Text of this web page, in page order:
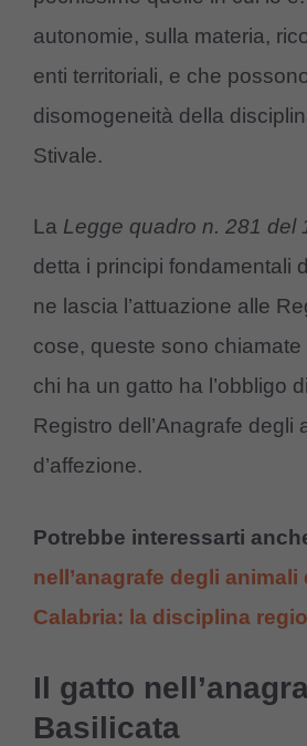
autonomie, sulla materia,
enti territoriali, e che
disomogeneità della
Stivale.
La Legge quadro n. 281 del
detta i principi fondamentali
ne lascia l’attuazione alle
cose, queste sono
chi ha un gatto ha l’obbligo
Registro dell’Anagrafe degli
d’affezione.
Potrebbe interessarti
nell’anagrafe degli animali
Calabria: la disciplina
Il gatto
Basilicata